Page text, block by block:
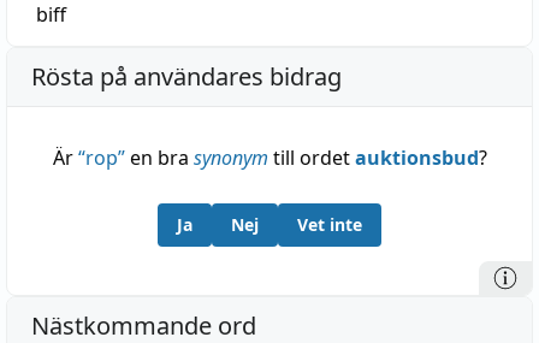
biff
Rösta på användares bidrag
Är“rop”en bra synonym till ordetauktionsbud?
Ja Nej Vet inte
Nästkommande ord